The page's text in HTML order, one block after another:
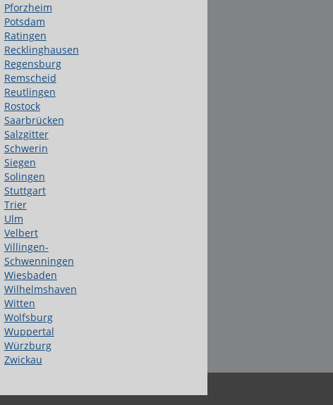
Pforzheim
Potsdam
Ratingen
Recklinghausen
Regensburg
Remscheid
Reutlingen
Rostock
Saarbrücken
Salzgitter
Schwerin
Siegen
Solingen
Stuttgart
Trier
Ulm
Velbert
Villingen-
Schwenningen
Wiesbaden
Wilhelmshaven
Witten
Wolfsburg
Wuppertal
Würzburg
Zwickau